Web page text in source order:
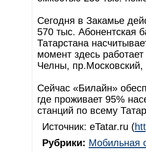
Сегодня в Закамье
570 тыс. Абонентская
Татарстана
момент здесь
Челны,
Сейчас «Билайн»
где проживает 95%
станций по всему
Источник: eTatar.ru (
Рубрики: Мобильная